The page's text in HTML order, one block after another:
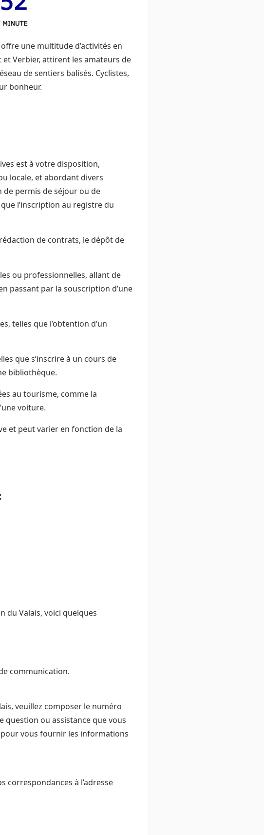
une multitude d’activités en
Verbier, attirent les amateurs de
de sentiers balisés. Cyclistes,
bonheur.
est à votre disposition,
locale, et abordant divers
de permis de séjour ou de
l’inscription au registre du
de contrats, le dépôt de
ou professionnelles, allant de
passant par la souscription d’une
telles que l’obtention d’un
que s’inscrire à un cours de
bibliothèque.
au tourisme, comme la
voiture.
et peut varier en fonction de la
du Valais, voici quelques
communication.
veuillez composer le numéro
question ou assistance que vous
vous fournir les informations
correspondances à l’adresse